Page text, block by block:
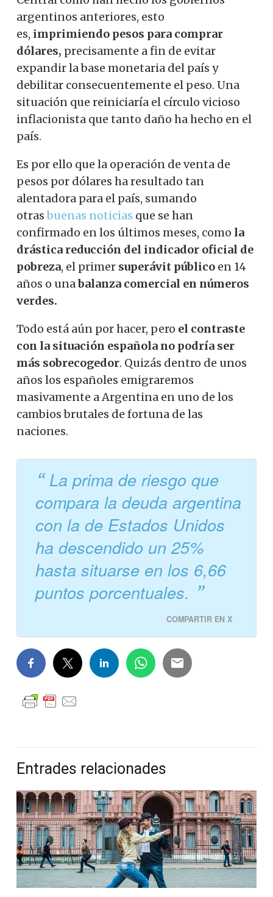
argentinos anteriores, esto
es, imprimiendo pesos para comprar
dólares, precisamente a fin de evitar
expandir la base monetaria del país y
debilitar consecuentemente el peso. Una
situación que reiniciaría el círculo vicioso
inflacionista que tanto daño ha hecho en el
país.
Es por ello que la operación de venta de
pesos por dólares ha resultado tan
alentadora para el país, sumando
otrasbuenas noticias que se han
confirmado en los últimos meses, como la
drástica reducción del indicador oficial de
pobreza, el primer superávit público en 14
años o unabalanza comercial en números
verdes.
Todo está aún por hacer, pero el contraste
con la situación española no podría ser
más sobrecogedor. Quizás dentro de unos
años los españoles emigraremos
masivamente a Argentina en uno de los
cambios brutales de fortuna de las
naciones.
La prima de riesgo que
compara la deuda argentina
con la de Estados Unidos
ha descendido un 25%
hasta situarse en los 6,66
puntos porcentuales.
COMPARTIR EN X
Entrades relacionades